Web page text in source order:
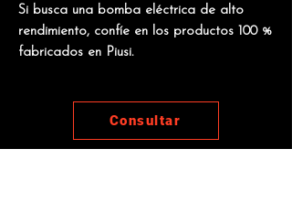
Si busca una bomba eléctrica de alto
rendimiento, confíe en los productos 100 %
fabricados en Piusi.
Consultar